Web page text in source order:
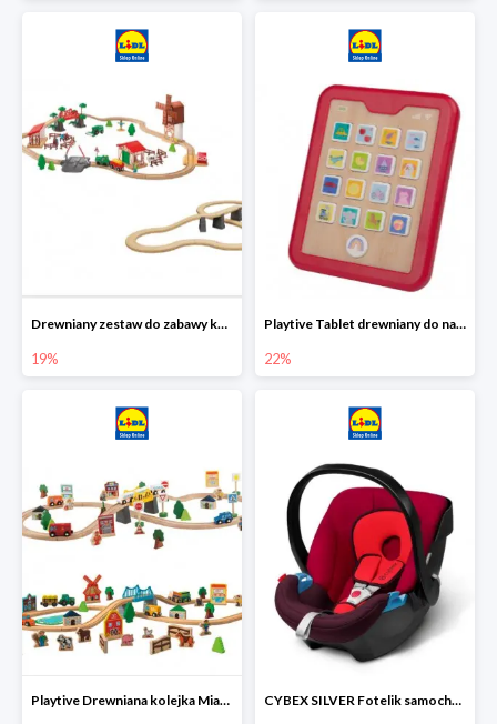
Drewniany zestaw do zabawy kolejką - farma i wiadukt
19%
Playtive Tablet drewniany do nauki, interaktywny
22%
Playtive Drewniana kolejka Miasto lub Farma CYBEX SILVER Fotelik samochodowy